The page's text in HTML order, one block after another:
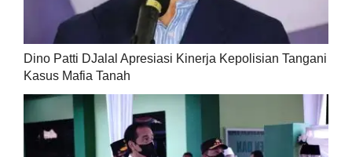
Dino Patti DJalal Apresiasi Kinerja Kepolisian Tangani
Kasus Mafia Tanah